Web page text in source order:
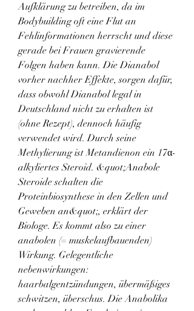
Aufklärung zu betreiben, da im
Bodybuilding oft eine Flut an
Fehlinformationen herrscht und diese
gerade bei Frauen gravierende
Folgen haben kann. Die Dianabol
vorher nachher Effekte, sorgen dafür,
dass obwohl Dianabol legal in
Deutschland nicht zu erhalten ist
(ohne Rezept), dennoch häufig
verwendet wird. Durch seine
Methylierung ist Metandienon ein 17α-
alkyliertes Steroid. &quot;Anabole
Steroide schalten die
Proteinbiosynthese in den Zellen und
Geweben an&quot;, erklärt der
Biologe. Es kommt also zu einer
anabolen (= muskelaufbauenden)
Wirkung. Gelegentliche
nebenwirkungen:
haarbalgentzündungen, übermäßiges
schwitzen, überschus. Die Anabolika